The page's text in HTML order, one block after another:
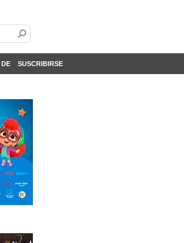
SUSCRIBIRSE